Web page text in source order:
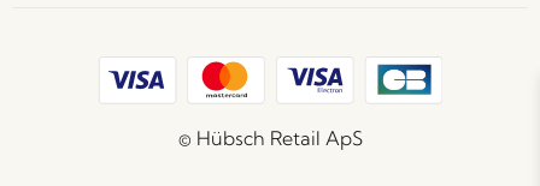
© Hübsch Retail ApS